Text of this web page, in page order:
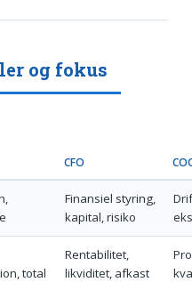
og fokus
CFO
Finansiel styring,
kapital, risiko
total
Rentabilitet,
likviditet, afkast